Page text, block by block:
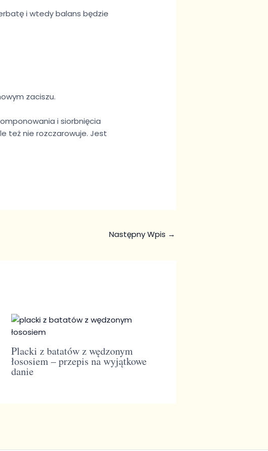
i wtedy balans będzie
zaciszu.
i siorbnięcia
też nie rozczarowuje. Jest
Następny Wpis →
Placki z batatów z wędzonym
łososiem – przepis na wyjątkowe
danie